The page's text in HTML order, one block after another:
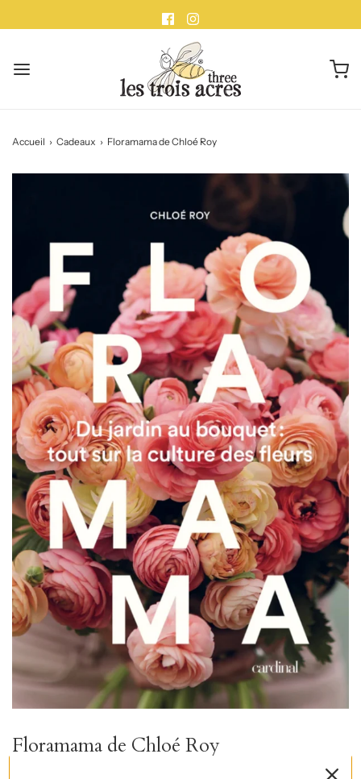
Accueil › Cadeaux › Floramama de Chloé Roy
Floramama de Chloé Roy